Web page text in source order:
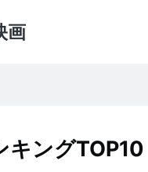
画
ングTOP10